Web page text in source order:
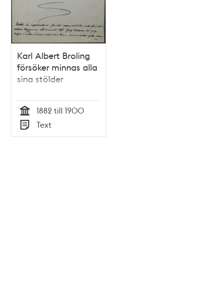
Karl Albert Broling
försöker minnas alla
sina stölder
Tid
1882 till 1900
Typ
Text